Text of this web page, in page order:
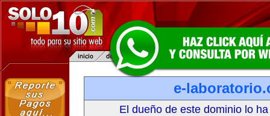
e-
El dueño de este dominio lo